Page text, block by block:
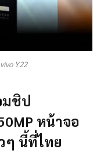
Y22
มชิป
หน้าจอ
ๆ นี้ที่ไทย